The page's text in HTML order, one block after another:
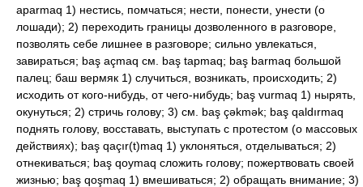
aparmaq 1) нестись, помчаться; нести, понести, унести (о
лошади); 2) переходить границы дозволенного в разговоре,
позволять себе лишнее в разговоре; сильно увлекаться,
завираться; baş açmaq см. baş tapmaq; baş barmaq большой
палец; баш вермяк 1) случиться, возникать, происходить; 2)
исходить от кого-нибудь, от чего-нибудь; baş vurmaq 1) нырять,
окунуться; 2) стричь голову; 3) см. baş çəkmək; baş qaldırmaq
поднять голову, восставать, выступать с протестом (о массовых
действиях); baş qaçır(t)maq 1) уклоняться, отделываться; 2)
отнекиваться; baş qoymaq сложить голову; пожертвовать своей
жизнью; baş qoşmaq 1) вмешиваться; 2) обращать внимание; 3)